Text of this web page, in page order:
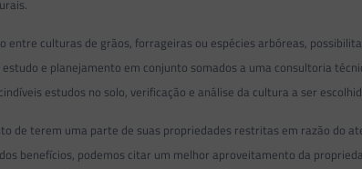
culturas de grãos, forrageiras ou espécies arbóreas,
e planejamento em conjunto somados a uma consultoria
estudos no solo, verificação e análise da cultura a ser
de terem uma parte de suas propriedades restritas em razão do
benefícios, podemos citar um melhor aproveitamento da